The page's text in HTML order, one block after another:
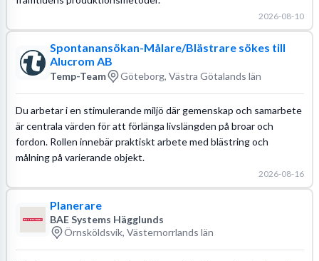
2026-08-10
Spontanansökan-Målare/Blästrare sökes till
Alucrom AB
Temp-Team Göteborg, Västra Götalands län
Du arbetar i en stimulerande miljö där gemenskap och samarbete
är centrala värden för att förlänga livslängden på broar och
fordon. Rollen innebär praktiskt arbete med blästring och
målning på varierande objekt.
2026-08-16
Planerare
BAE Systems Hägglunds
Örnsköldsvik, Västernorrlands län